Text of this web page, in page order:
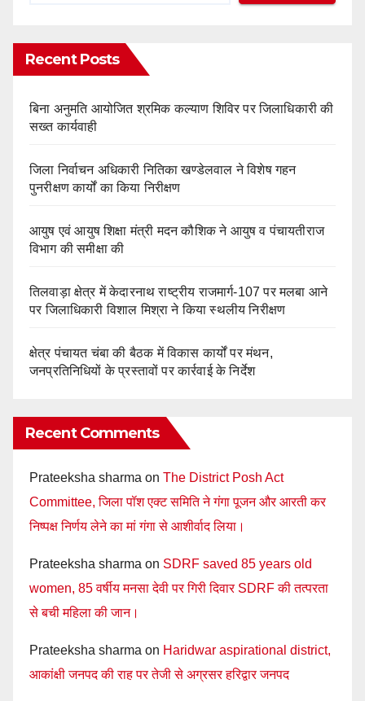
Recent Posts
बिना अनुमति आयोजित श्रमिक कल्याण शिविर पर जिलाधिकारी की
सख्त कार्यवाही
‎जिला निर्वाचन अधिकारी नितिका खण्डेलवाल ने विशेष गहन
पुनरीक्षण कार्यों का किया निरीक्षण
आयुष एवं आयुष शिक्षा मंत्री मदन कौशिक ने आयुष व पंचायतीराज
विभाग की समीक्षा की
तिलवाड़ा क्षेत्र में केदारनाथ राष्ट्रीय राजमार्ग-107 पर मलबा आने
पर जिलाधिकारी विशाल मिश्रा ने किया स्थलीय निरीक्षण
क्षेत्र पंचायत चंबा की बैठक में विकास कार्यों पर मंथन,
जनप्रतिनिधियों के प्रस्तावों पर कार्रवाई के निर्देश
Recent Comments
Prateeksha sharma on The District Posh Act
Committee, जिला पॉश एक्ट समिति ने गंगा पूजन और आरती कर
निष्पक्ष निर्णय लेने का मां गंगा से आशीर्वाद लिया।
Prateeksha sharma on SDRF saved 85 years old
women, 85 वर्षीय मनसा देवी पर गिरी दिवार SDRF की तत्परता
से बची महिला की जान।
Prateeksha sharma on Haridwar aspirational district,
आकांक्षी जनपद की राह पर तेजी से अग्रसर हरिद्वार जनपद